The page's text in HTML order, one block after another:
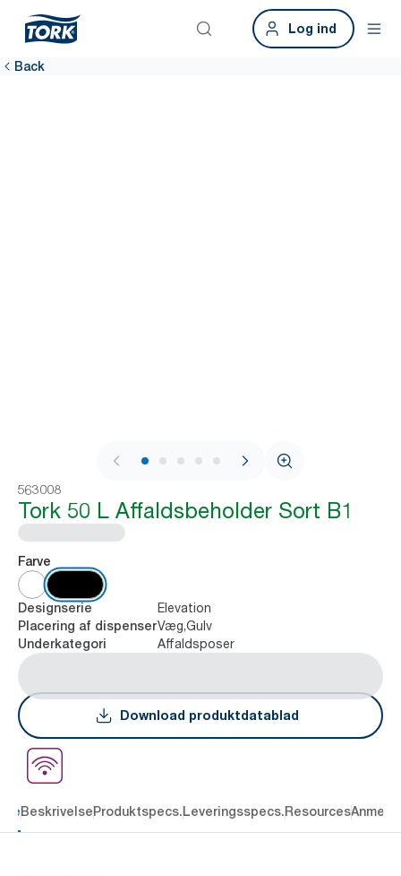
Log ind
Back
1 / 5
563008
Tork 50 L Affaldsbeholder Sort B1
Farve
Designserie Elevation
Placering af dispenserVæg,Gulv
Underkategori Affaldsposer
Download produktdatablad
BeskrivelseProduktspecs.Leveringsspecs.Resources